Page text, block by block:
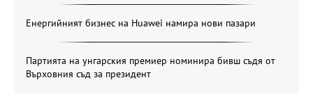
Енергийният бизнес на Huawei намира нови пазари
Партията на унгарския премиер номинира бивш съдя от
Върховния съд за президент